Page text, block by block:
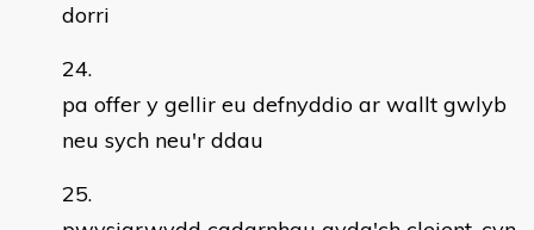
dorri
pa offer y gellir eu defnyddio ar wallt gwlyb
neu sych neu'r ddau